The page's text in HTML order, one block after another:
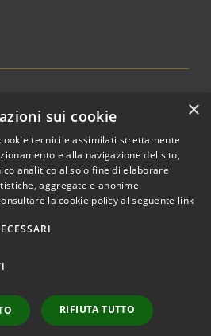
Municipium•
Accesso
redazione
×
sui cookie
tecnici e assimilati strettamente
e alla navigazione del sito,
analitico al solo fine di elaborare
aggregate e anonime.
la cookie policy al seguente link
RIFIUTA TUTTO